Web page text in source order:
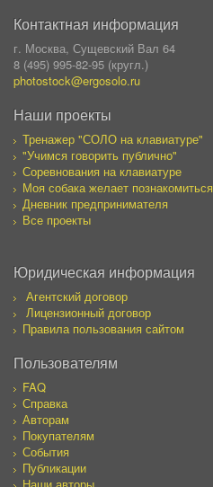
Контактная информация
г. Москва, Сущевский Вал 64
8 (495) 995-82-95 (кругл.)
photostock@ergosolo.ru
Наши проекты
Тренажер "СОЛО на клавиатуре"
"Учимся говорить публично"
Соревнования на клавиатуре
Моя собака желает познакомиться
Дневник предпринимателя
Все проекты
Юридическая информация
Агентский договор
Лицензионный договор
Правила пользования сайтом
Пользователям
FAQ
Справка
Авторам
Покупателям
События
Публикации